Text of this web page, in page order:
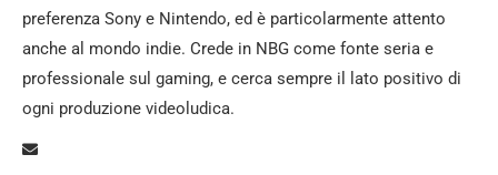
preferenza Sony e Nintendo, ed è particolarmente attento
anche al mondo indie. Crede in NBG come fonte seria e
professionale sul gaming, e cerca sempre il lato positivo di
ogni produzione videoludica.